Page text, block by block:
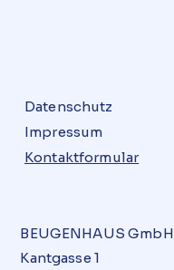
Datenschutz
Impressum
Kontaktformular
BEUGENHAUS GmbH
Kantgasse 1